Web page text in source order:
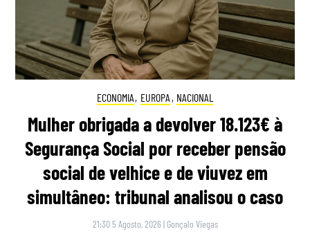
ECONOMIA, EUROPA , NACIONAL
Mulher obrigada a devolver 18.123€ à
Segurança Social por receber pensão
social de velhice e de viuvez em
simultâneo: tribunal analisou o caso
21:30 5 Agosto, 2026 | Gonçalo Viegas